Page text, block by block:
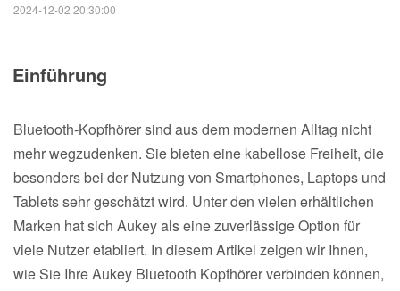
2024-12-02 20:30:00
Einführung
Bluetooth-Kopfhörer sind aus dem modernen Alltag nicht
mehr wegzudenken. Sie bieten eine kabellose Freiheit, die
besonders bei der Nutzung von Smartphones, Laptops und
Tablets sehr geschätzt wird. Unter den vielen erhältlichen
Marken hat sich Aukey als eine zuverlässige Option für
viele Nutzer etabliert. In diesem Artikel zeigen wir Ihnen,
wie Sie Ihre Aukey Bluetooth Kopfhörer verbinden können,